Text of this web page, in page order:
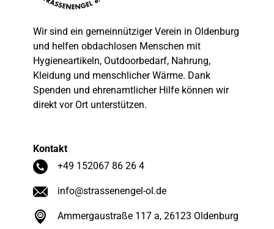
Wir sind ein gemeinnütziger Verein in Oldenburg
und helfen obdachlosen Menschen mit
Hygieneartikeln, Outdoorbedarf, Nahrung,
Kleidung und menschlicher Wärme. Dank
Spenden und ehrenamtlicher Hilfe können wir
direkt vor Ort unterstützen.
Kontakt
+49 152067 86 26 4
info@strassenengel-ol.de
Ammergaustraße 117 a, 26123 Oldenburg